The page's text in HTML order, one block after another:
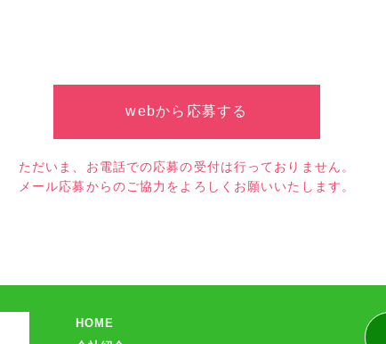
webから応募する
ただいま、お電話での応募の受付は行っておりません。
メール応募からのご協力をよろしくお願いいたします。
HOME